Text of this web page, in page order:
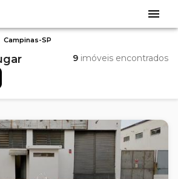
Campinas-SP
9 imóveis encontrados